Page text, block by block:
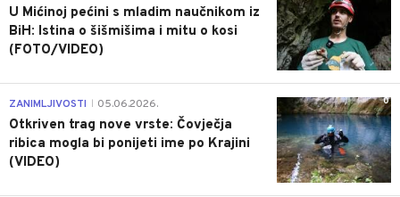
U Mićinoj pećini s mladim naučnikom iz
BiH: Istina o šišmišima i mitu o kosi
(FOTO/VIDEO)
0
ZANIMLJIVOSTI 05.06.2026.
Otkriven trag nove vrste: Čovječja
ribica mogla bi ponijeti ime po Krajini
(VIDEO)